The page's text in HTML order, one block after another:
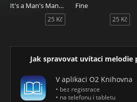
It's a Man's Man's Man's World
25 Kč
Fine
25 Kč
Jak spravovat uvítaci melodie
V aplikaci O2 Knihovna
• bez registrace
• na telefonu i tabletu